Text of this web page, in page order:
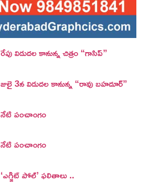
రేపు విడుదల కానున్న చిత్రం “గాసిప్”
జులై 3న విడుదల కానున్న “రావు బహదూర్”
నేటి పంచాంగం
నేటి పంచాంగం
‘ఎగ్జిట్ పోల్’ ఫలితాలు ..